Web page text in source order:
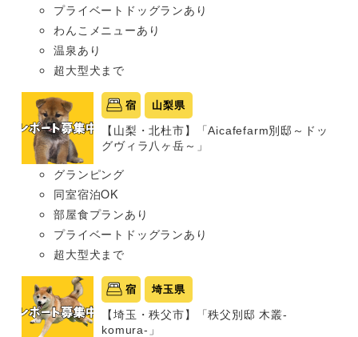
プライベートドッグランあり
わんこメニューあり
温泉あり
超大型犬まで
宿 山梨県
【山梨・北杜市】「Aicafefarm別邸～ドッ
グヴィラ八ヶ岳～」
グランピング
同室宿泊OK
部屋食プランあり
プライベートドッグランあり
超大型犬まで
宿 埼玉県
【埼玉・秩父市】「秩父別邸 木叢-
komura-」